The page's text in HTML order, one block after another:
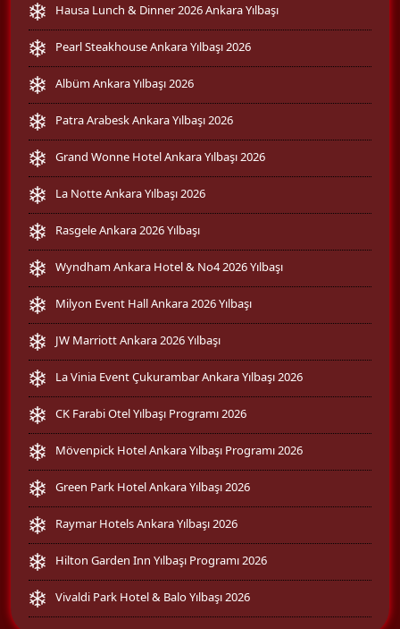
Hausa Lunch & Dinner 2026 Ankara Yılbaşı
Pearl Steakhouse Ankara Yılbaşı 2026
Albüm Ankara Yılbaşı 2026
Patra Arabesk Ankara Yılbaşı 2026
Grand Wonne Hotel Ankara Yılbaşı 2026
La Notte Ankara Yılbaşı 2026
Rasgele Ankara 2026 Yılbaşı
Wyndham Ankara Hotel & No4 2026 Yılbaşı
Milyon Event Hall Ankara 2026 Yılbaşı
JW Marriott Ankara 2026 Yılbaşı
La Vinia Event Çukurambar Ankara Yılbaşı 2026
CK Farabi Otel Yılbaşı Programı 2026
Mövenpick Hotel Ankara Yılbaşı Programı 2026
Green Park Hotel Ankara Yılbaşı 2026
Raymar Hotels Ankara Yılbaşı 2026
Hilton Garden Inn Yılbaşı Programı 2026
Vivaldi Park Hotel & Balo Yılbaşı 2026